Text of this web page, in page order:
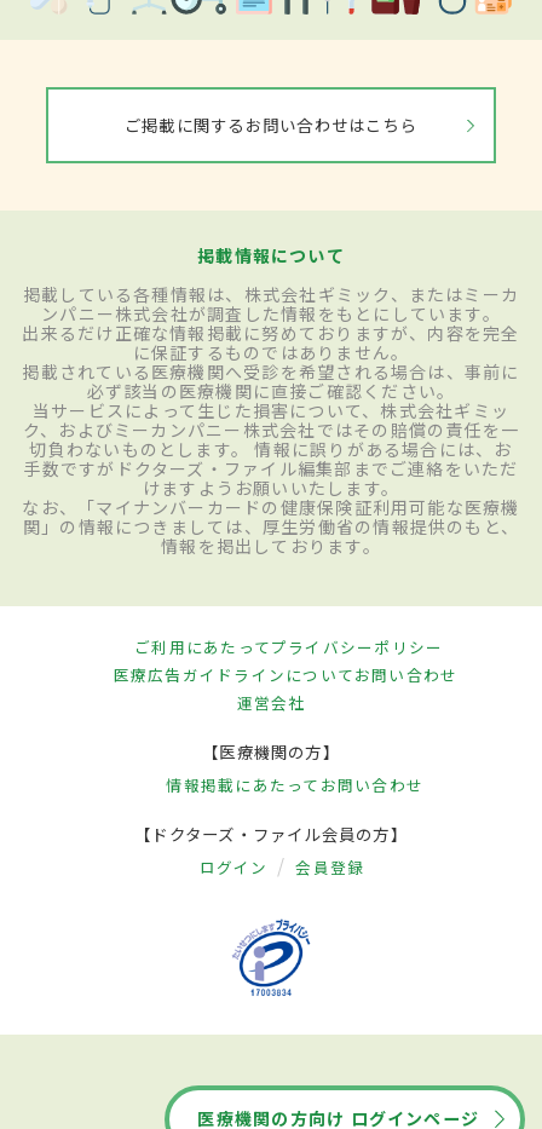
ご掲載に関するお問い合わせはこちら
掲載情報について
掲載している各種情報は、株式会社ギミック、またはミーカ
ンパニー株式会社が調査した情報をもとにしています。
出来るだけ正確な情報掲載に努めておりますが、内容を完全
に保証するものではありません。
掲載されている医療機関へ受診を希望される場合は、事前に
必ず該当の医療機関に直接ご確認ください。
当サービスによって生じた損害について、株式会社ギミッ
ク、およびミーカンパニー株式会社ではその賠償の責任を一
切負わないものとします。 情報に誤りがある場合には、お
手数ですがドクターズ・ファイル編集部までご連絡をいただ
けますようお願いいたします。
なお、「マイナンバーカードの健康保険証利用可能な医療機
関」の情報につきましては、厚生労働省の情報提供のもと、
情報を掲出しております。
ご利用にあたってプライバシーポリシー
医療広告ガイドラインについてお問い合わせ
運営会社
【医療機関の方】
情報掲載にあたって お問い合わせ
【ドクターズ・ファイル会員の方】
ログイン 会員登録
医療機関の方向け ログインページ